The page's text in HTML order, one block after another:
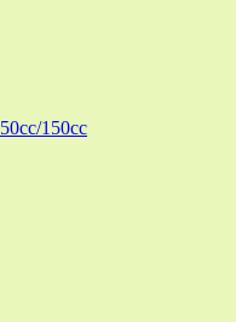
150cc